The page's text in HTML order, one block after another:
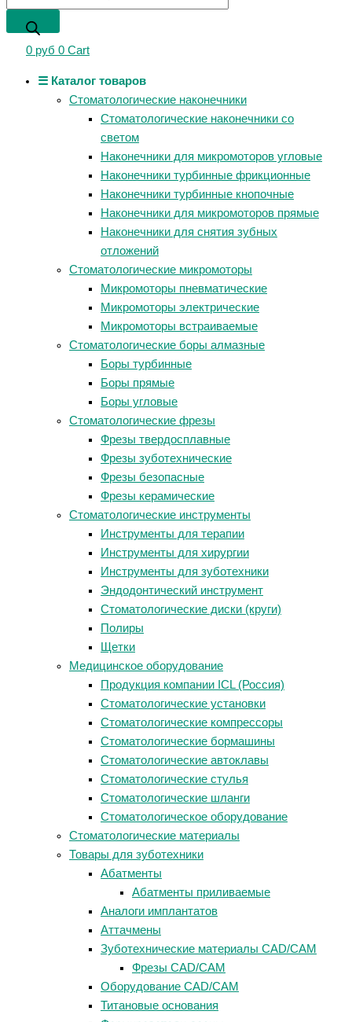
0 руб 0 Cart
☰ Каталог товаров
Стоматологические наконечники
Стоматологические наконечники со
светом
Наконечники для микромоторов угловые
Наконечники турбинные фрикционные
Наконечники турбинные кнопочные
Наконечники для микромоторов прямые
Наконечники для снятия зубных
отложений
Стоматологические микромоторы
Микромоторы пневматические
Микромоторы электрические
Микромоторы встраиваемые
Стоматологические боры алмазные
Боры турбинные
Боры прямые
Боры угловые
Стоматологические фрезы
Фрезы твердосплавные
Фрезы зуботехнические
Фрезы безопасные
Фрезы керамические
Стоматологические инструменты
Инструменты для терапии
Инструменты для хирургии
Инструменты для зуботехники
Эндодонтический инструмент
Стоматологические диски (круги)
Полиры
Щетки
Медицинское оборудование
Продукция компании ICL (Россия)
Стоматологические установки
Стоматологические компрессоры
Стоматологические бормашины
Стоматологические автоклавы
Стоматологические стулья
Стоматологические шланги
Стоматологическое оборудование
Стоматологические материалы
Товары для зуботехники
Абатменты
Абатменты приливаемые
Аналоги имплантатов
Аттачмены
Зуботехнические материалы CAD/CAM
Фрезы CAD/CAM
Оборудование CAD/CAM
Титановые основания